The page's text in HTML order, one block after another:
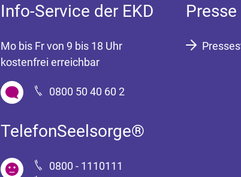
Info-Service der EKD
Mo bis Fr von 9 bis 18 Uhr
kostenfrei erreichbar
0800 50 40 60 2
TelefonSeelsorge®
0800 - 1110111
Presse